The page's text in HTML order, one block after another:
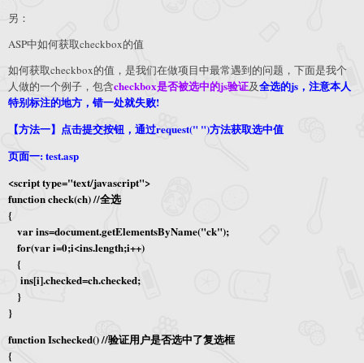
另：
ASP中如何获取checkbox的值
如何获取checkbox的值，是我们在做项目中最常遇到的问题，下面是我个
人做的一个例子，包含checkbox是否被选中的js验证及全选的js，注意本人
特别标注的地方，错一处就失败!
【方法一】点击提交按钮，通过request(" ")方法获取选中值
页面一: test.asp
<script type="text/javascript">
function check(ch) //全选
{
var ins=document.getElementsByName("ck");
for(var i=0;i<ins.length;i++)
{
ins[i].checked=ch.checked;
}
}
function Ischecked() //验证用户是否选中了复选框
{